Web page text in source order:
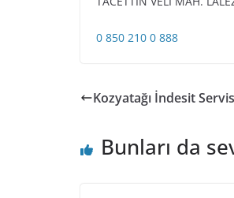
0 850 210 0 888
Kozyatağı İndesit
Bunları da